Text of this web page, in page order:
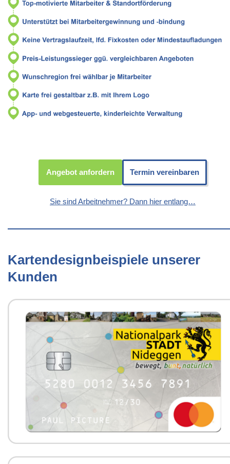
Angebot anfordern Termin vereinbaren
Sie sind Arbeitnehmer? Dann hier entlang…
Kartendesignbeispiele unserer
Kunden